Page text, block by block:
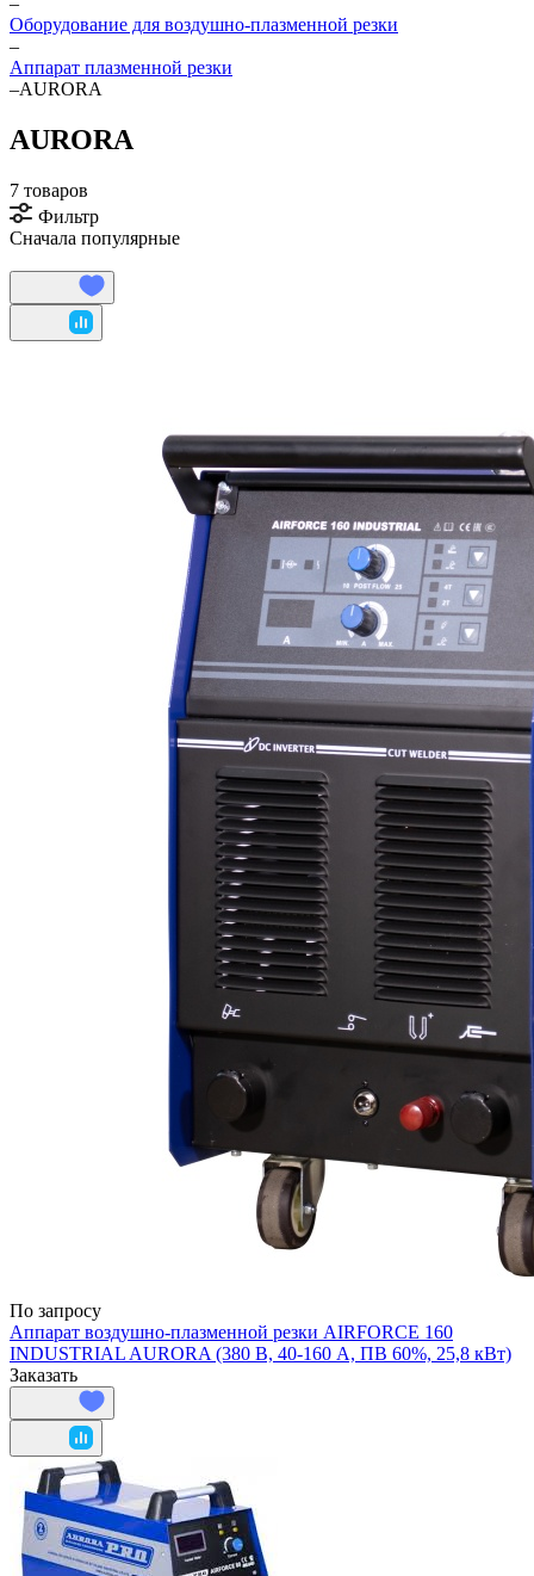
Оборудование для воздушно-плазменной резки
–
Аппарат плазменной резки
–AURORA
AURORA
7 товаров
Фильтр
Сначала популярные
По запросу
Аппарат воздушно-плазменной резки AIRFORCE 160
INDUSTRIAL AURORA (380 В, 40-160 А, ПВ 60%, 25,8 кВт)
Заказать